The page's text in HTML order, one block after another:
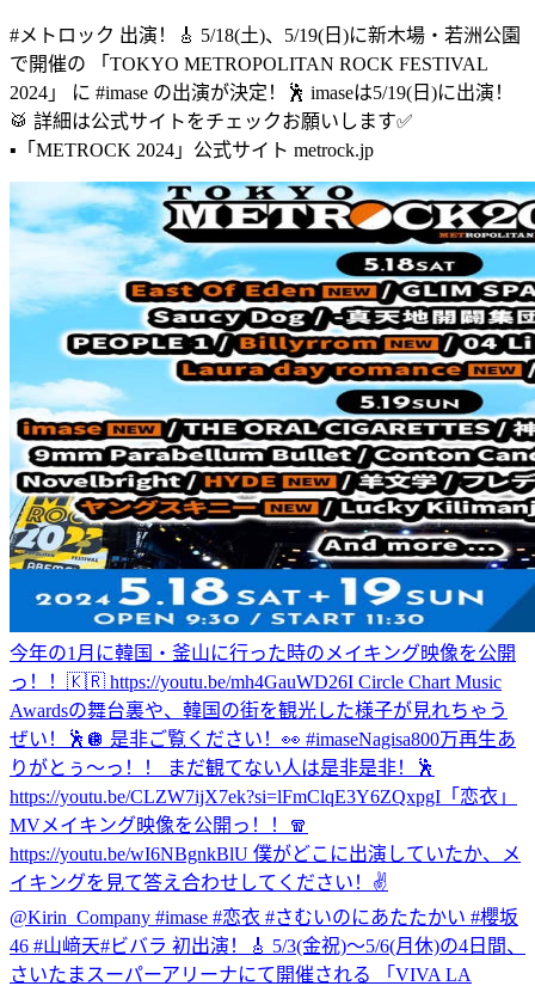
#メトロック 出演！🎸 5/18(土)、5/19(日)に新木場・若洲公園
で開催の 「TOKYO METROPOLITAN ROCK FESTIVAL
2024」 に #imase の出演が決定！🕺 imaseは5/19(日)に出演！
🥁 詳細は公式サイトをチェックお願いします✅
▪︎「METROCK 2024」公式サイト metrock.jp
今年の1月に韓国・釜山に行った時のメイキング映像を公開
っ！！🇰🇷 https://youtu.be/mh4GauWD26I Circle Chart Music
Awardsの舞台裏や、韓国の街を観光した様子が見れちゃう
ぜい！🕺🪩 是非ご覧ください！👀 #imaseNagisa800万再生あ
りがとぅ〜っ！！ まだ観てない人は是非是非！🕺
https://youtu.be/CLZW7ijX7ek?si=lFmClqE3Y6ZQxpgI 「恋衣」
MVメイキング映像を公開っ！！🧣
https://youtu.be/wI6NBgnkBlU 僕がどこに出演していたか、メ
イキングを見て答え合わせしてください！✌️
@Kirin_Company #imase #恋衣 #さむいのにあたたかい #櫻坂
46 #山﨑天#ビバラ 初出演！🎸 5/3(金祝)〜5/6(月休)の4日間、
さいたまスーパーアリーナにて開催される 「VIVA LA